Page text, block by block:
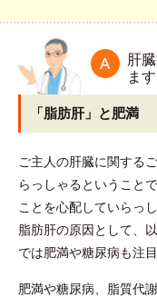
肝
ます
「脂肪肝」と肥満
ご主人の肝臓に関する
らっしゃるということ
ことを心配していらっ
脂肪肝の原因として、
では肥満や糖尿病も注
肥満や糖尿病、脂質代